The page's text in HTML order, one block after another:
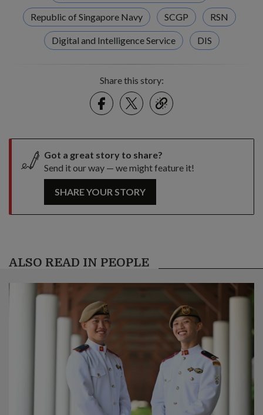
Republic of Singapore Navy SCGP RSN
Digital and Intelligence Service DIS
Share this story:
FacebookTwitter
link
Got a great story to share?
Send it our way — we might feature it!
SHARE YOUR STORY
ALSO READ IN PEOPLE